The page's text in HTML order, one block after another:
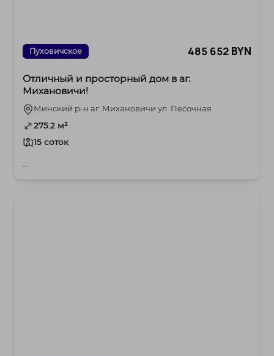
Пуховичское 485 652 BYN
Отличный и просторный дом в аг.
Михановичи!
Минский р-н аг. Михановичи ул. Песочная
275.2 м²
15 соток